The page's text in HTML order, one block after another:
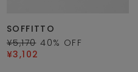
SOFFITTO
¥5,170 40% OFF
¥3,102